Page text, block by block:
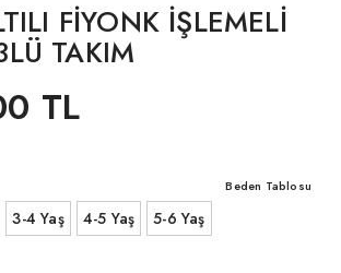
FİYONK İŞLEMELİ
TAKIM
TL
Beden Tablosu
3-4 Yaş 4-5 Yaş 5-6 Yaş